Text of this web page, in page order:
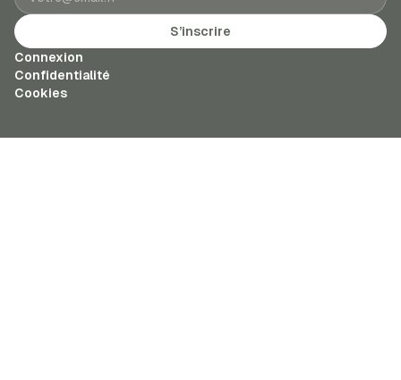
S’inscrire
Connexion
Confidentialité
Cookies